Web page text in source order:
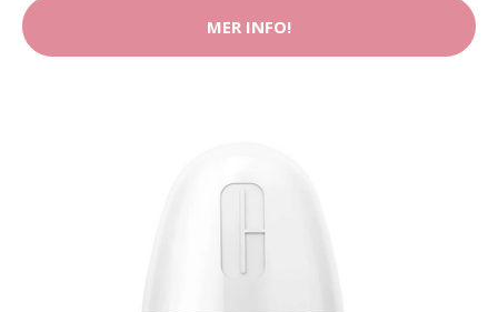
MER INFO!